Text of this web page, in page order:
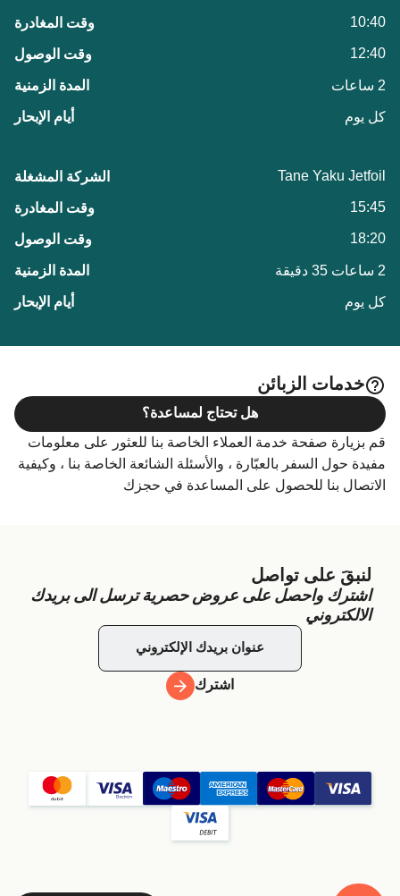
10:40
12:40
2 ساعات
كل يوم
Tane Yaku Jetfoil
15:45
18:20
2 ساعات 35 دقيقة
كل يوم
خدمات الزبائن
قم بزيارة صفحة خدمة العملاء الخاصة بنا للعثور على معلومات
مفيدة حول السفر بالعبّارة ، والأسئلة الشائعة الخاصة بنا ، وكيفية
الاتصال بنا للحصول على المساعدة في حجزك
هل تحتاج لمساعدة؟
لنبقَ على تواصل
اشترك واحصل على عروض حصرية ترسل الى بريدك
الالكتروني
اشترك